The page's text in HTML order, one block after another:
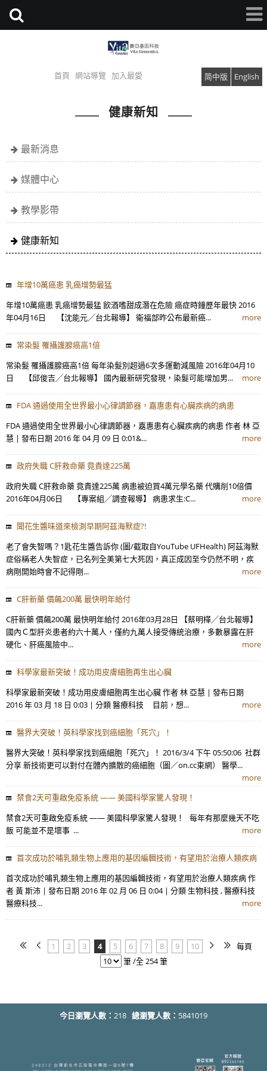
首頁 網站導覽 加入最愛 简中版 English
健康新知
最新消息
媒體中心
教學影帶
健康新知
年增10萬癌患 乳癌增勢最猛
年增10萬癌患 乳癌增勢最猛 飲酒嗜甜成潛在危險 癌症時鐘歷年最快 2016
年04月16日 【沈能元╱台北報導】 衛福部昨公布最新癌...
more
常染髮 罹攝護腺癌高1倍
常染髮 罹攝護腺癌高1倍 每年染髮別超過6次多運動減風險 2016年04月10
日 【邱俊吉╱台北報導】 國內最新研究發現，染髮可能增加男...
more
FDA 通過使用全世界最小心律調節器，嘉惠患有心臟疾病的病患
FDA 通過使用全世界最小心律調節器，嘉惠患有心臟疾病的病患 作者 林 亞
慧 | 發布日期 2016 年 04 月 09 日 0:01&...
more
政府失職 C肝救命藥 竟貴達225萬
政府失職 C肝救命藥 竟貴達225萬 病患被迫買4萬元學名藥 代購削10倍價
2016年04月06日 【專案組╱調查報導】 病患求生:C...
more
聞花生醬味道來檢測早期阿兹海默症?!
​老了會失智嗎？1匙花生醬告訴你 (圖/截取自YouTube UFHealth) 阿茲海默
症俗稱老人失智症，已名列全美第七大死因，真正成因至今仍然不明，疾
病剛開始時會不記得剛...
more
C肝新藥 價飆200萬 最快明年給付
C肝新藥 價飆200萬 最快明年給付 2016年03月28日 【蔡明樺╱台北報導】
國內Ｃ型肝炎患者約六十萬人，僅約九萬人接受傳統治療，多數暴露在肝
硬化、肝癌風險中...
more
科學家最新突破！成功用皮膚細胞再生出心臟
科學家最新突破！成功用皮膚細胞再生出心臟 作者 林 亞慧 | 發布日期
2016 年 03 月 18 日 0:03 | 分類 醫療科技 目前，想...
more
醫界大突破！英科學家找到癌細胞「死穴」！
醫界大突破！英科學家找到癌細胞「死穴」！ 2016/3/4 下午 05:50:06 社群
分享 新技術更可以對付在體內擴散的癌細胞（圖／on.cc東網） 醫學...
more
禁食2天可重啟免疫系統 —— 美國科學家驚人發現！
禁食2天可重啟免疫系統 —— 美國科學家驚人發現！ 每年有那麼幾天不吃
飯 可能並不是壞事 ...
more
首次成功於哺乳類生物上應用的基因編輯技術，有望用於治療人類疾病
首次成功於哺乳類生物上應用的基因編輯技術，有望用於治療人類疾病 作
者 黃 斯沛 | 發布日期 2016 年 02 月 06 日 0:04 | 分類 生物科技 , 醫療科技
醫療科技...
more
1 2 3 4 5 6 7 8 9 10
每頁
筆 /全 254 筆
今日瀏覽人數： 218 總瀏覽人數： 5841019